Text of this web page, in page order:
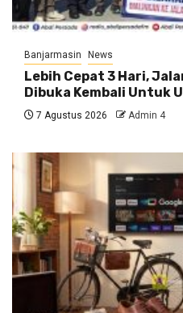
Banjarmasin News
Lebih Cepat 3 Hari,
Dibuka Kembali Untuk
7 Agustus 2026 Admin 4